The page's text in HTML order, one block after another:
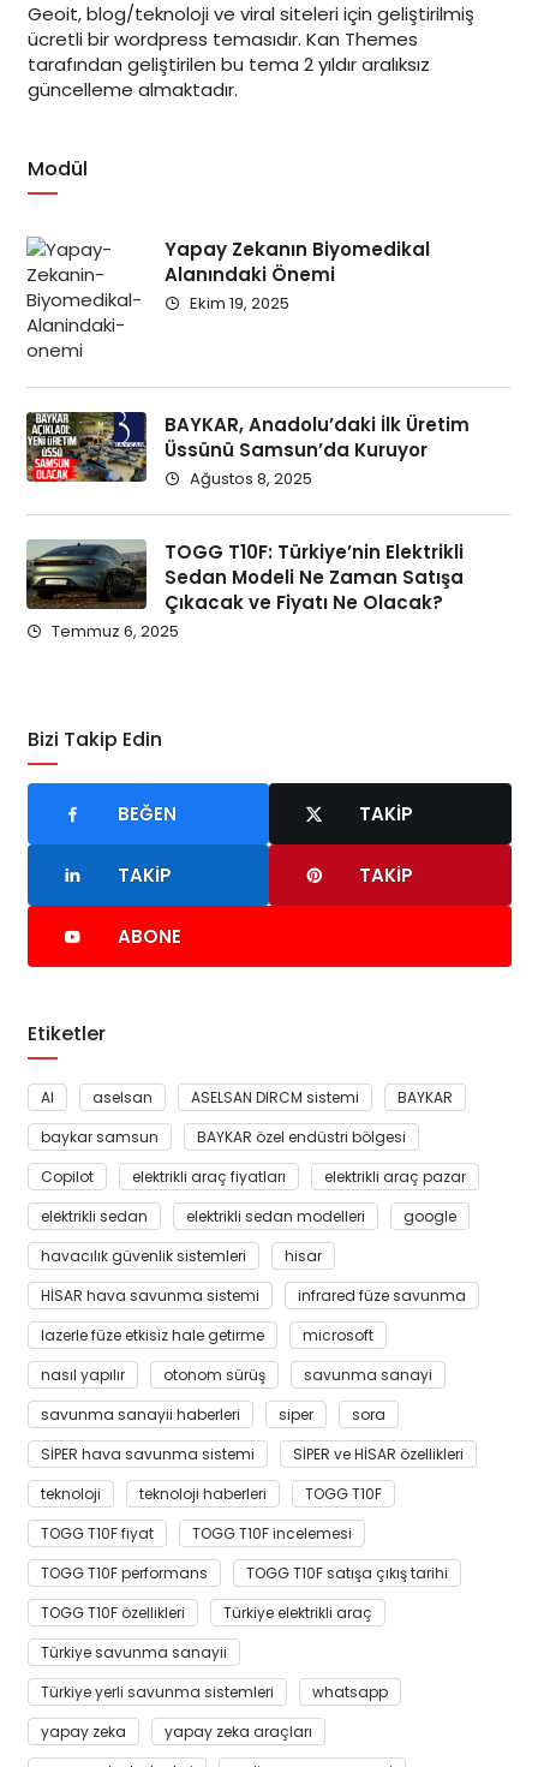
Geoit, blog/teknoloji ve viral siteleri için geliştirilmiş
ücretli bir wordpress temasıdır. Kan Themes
tarafından geliştirilen bu tema 2 yıldır aralıksız
güncelleme almaktadır.
Modül
Yapay Zekanın Biyomedikal
Alanındaki Önemi
Ekim 19, 2025
BAYKAR, Anadolu’daki İlk Üretim
Üssünü Samsun’da Kuruyor
Ağustos 8, 2025
TOGG T10F: Türkiye’nin Elektrikli
Sedan Modeli Ne Zaman Satışa
Çıkacak ve Fiyatı Ne Olacak?
Temmuz 6, 2025
Bizi Takip Edin
BEĞEN TAKIP
TAKIP TAKIP
ABONE
Etiketler
AI aselsan ASELSAN DIRCM sistemi
BAYKAR
baykar samsun
BAYKAR özel endüstri bölgesi
Copilot
elektrikli araç fiyatları
elektrikli araç pazar
elektrikli sedan
elektrikli sedan modelleri
google
havacılık güvenlik sistemleri
hisar
HİSAR hava savunma sistemi
infrared füze savunma
lazerle füze etkisiz hale getirme
microsoft
nasıl yapılır
otonom sürüş
savunma sanayi
savunma sanayii haberleri
siper
sora
SİPER hava savunma sistemi
SİPER ve HİSAR özellikleri
teknoloji
teknoloji haberleri
TOGG T10F
TOGG T10F fiyat
TOGG T10F incelemesi
TOGG T10F performans
TOGG T10F satışa çıkış tarihi
TOGG T10F özellikleri
Türkiye elektrikli araç
Türkiye savunma sanayii
Türkiye yerli savunma sistemleri
whatsapp
yapay zeka
yapay zeka araçları